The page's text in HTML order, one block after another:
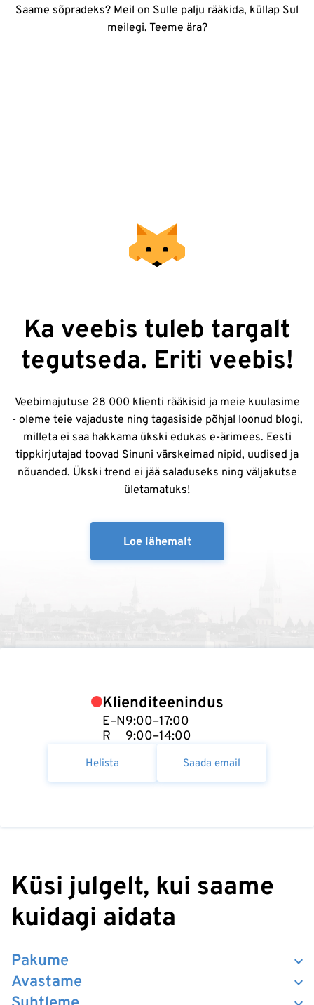
Saame sõpradeks? Meil on Sulle palju rääkida, küllap Sul
meilegi. Teeme ära?
Ka veebis tuleb targalt
tegutseda. Eriti veebis!
Veebimajutuse 28 000 klienti rääkisid ja meie kuulasime
- oleme teie vajaduste ning tagasiside põhjal loonud blogi,
milleta ei saa hakkama ükski edukas e-ärimees. Eesti
tippkirjutajad toovad Sinuni värskeimad nipid, uudised ja
nõuanded. Ükski trend ei jää saladuseks ning väljakutse
ületamatuks!
Loe lähemalt
Klienditeenindus
E–N
R
9:00–17:00
9:00–14:00
Helista Saada email
Küsi julgelt, kui saame
kuidagi aidata
Pakume
Avastame